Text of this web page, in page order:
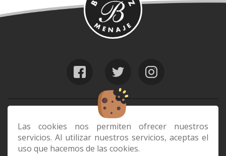
Las cookies nos permiten ofrecer nuestros
servicios. Al utilizar nuestros servicios, aceptas el
uso que hacemos de las cookies.
web@benitezmenaje.com
C/ Barcelona 29, 35006 Las Palmas de
Gran Canaria